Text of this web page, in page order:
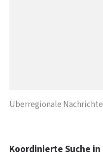
Überregionale
Koordinierte Suche